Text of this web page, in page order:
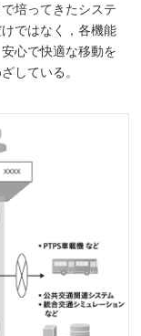
培ってきたシステ
ではなく，各機能
心で快適な移動を
している。